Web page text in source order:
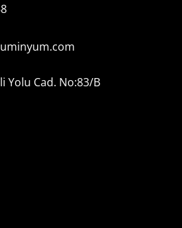
Yolu Cad. No:83/B